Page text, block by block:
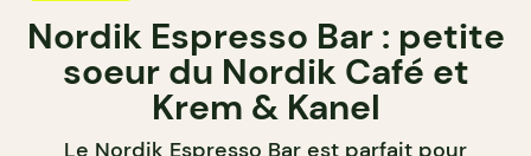
Nordik Espresso Bar : petite
soeur du Nordik Café et
Krem & Kanel
Le Nordik Espresso Bar est parfait pour